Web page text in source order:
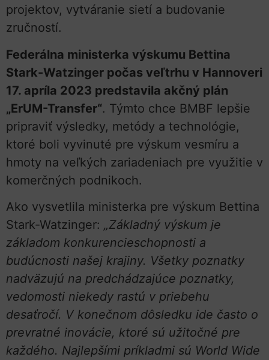
projektov, vytváranie sietí a budovanie
zručností.
Federálna ministerka výskumu Bettina
Stark-Watzinger počas veľtrhu v Hannoveri
17. apríla 2023 predstavila akčný plán
„ErUM-Transfer“. Týmto chce BMBF lepšie
pripraviť výsledky, metódy a technológie,
ktoré boli vyvinuté pre výskum vesmíru a
hmoty na veľkých zariadeniach pre využitie v
komerčných podnikoch.
Ako vysvetlila ministerka pre výskum Bettina
Stark-Watzinger: „Základný výskum je
základom konkurencieschopnosti a
budúcnosti našej krajiny. Všetky poznatky
nadväzujú na predchádzajúce poznatky,
vedomosti niekedy rastú v priebehu
desaťročí. V konečnom dôsledku ide často o
prevratné inovácie, ktoré sú užitočné pre
každého. Najlepšími príkladmi sú World Wide